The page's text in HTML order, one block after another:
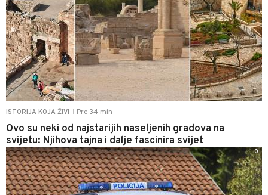
ISTORIJA KOJA ŽIVI Pre 34 min
Ovo su neki od najstarijih naseljenih gradova na
svijetu: Njihova tajna i dalje fascinira svijet
0